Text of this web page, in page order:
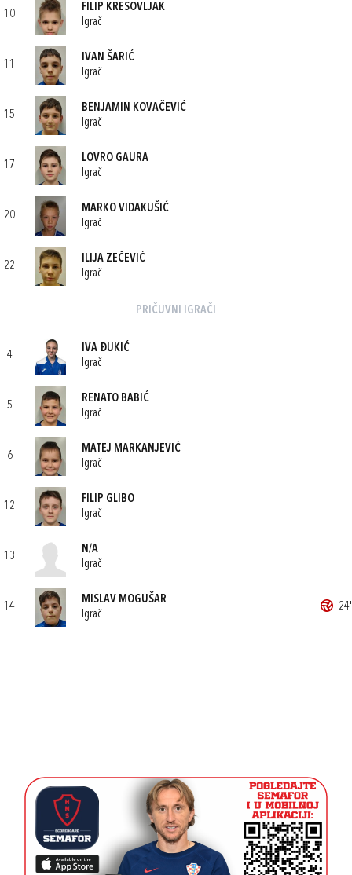
10
FILIP KRESOVLJAK
Igrač
11
IVAN ŠARIĆ
Igrač
15
BENJAMIN KOVAČEVIĆ
Igrač
17
LOVRO GAURA
Igrač
20
MARKO VIDAKUŠIĆ
Igrač
22
ILIJA ZEČEVIĆ
Igrač
PRIČUVNI IGRAČI
4
IVA ĐUKIĆ
Igrač
5
RENATO BABIĆ
Igrač
6
MATEJ MARKANJEVIĆ
Igrač
12
FILIP GLIBO
Igrač
13
N/A
Igrač
14
MISLAV MOGUŠAR
Igrač
24'